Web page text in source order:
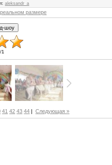
:aleksandr_a
размере
/1
41 42 43 44 |Следующая »